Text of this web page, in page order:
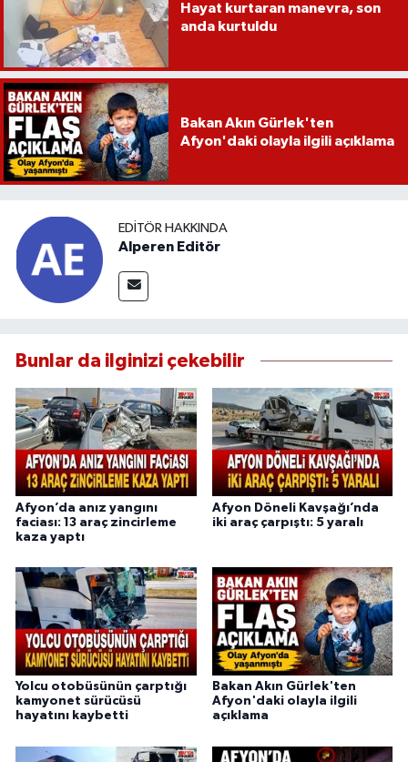
Hayat kurtaran manevra, son
anda kurtuldu
Bakan Akın Gürlek'ten
Afyon'daki olayla ilgili açıklama
EDITÖR HAKKINDA
Alperen Editör
Bunlar da ilginizi çekebilir
Afyon’da anız yangını
faciası: 13 araç zincirleme
kaza yaptı
Afyon Döneli Kavşağı’nda
iki araç çarpıştı: 5 yaralı
Yolcu otobüsünün çarptığı
kamyonet sürücüsü
hayatını kaybetti
Bakan Akın Gürlek'ten
Afyon'daki olayla ilgili
açıklama